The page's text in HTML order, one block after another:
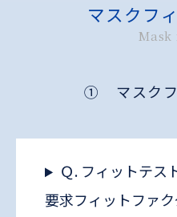
マスクフ
① マスクフ
Ｑ. フィットテス
要求フィットファ